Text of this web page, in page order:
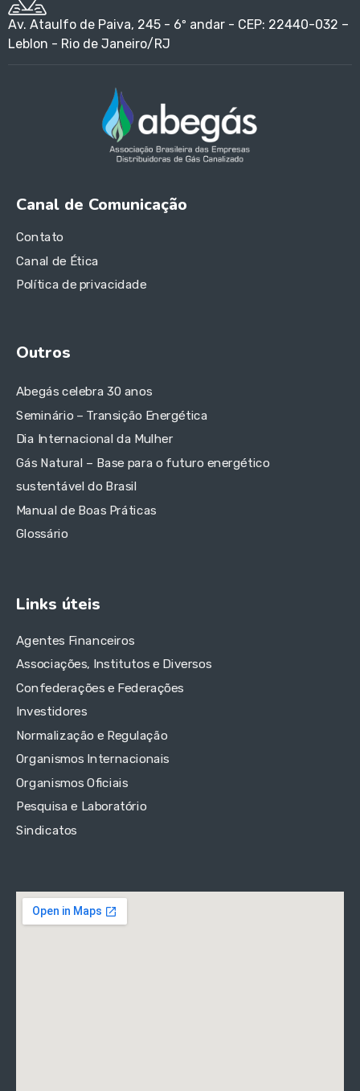
Av. Ataulfo de Paiva, 245 - 6º andar - CEP: 22440-032 –
Leblon - Rio de Janeiro/RJ
Canal de Comunicação
Contato
Canal de Ética
Política de privacidade
Outros
Abegás celebra 30 anos
Seminário – Transição Energética
Dia Internacional da Mulher
Gás Natural – Base para o futuro energético
sustentável do Brasil
Manual de Boas Práticas
Glossário
Links úteis
Agentes Financeiros
Associações, Institutos e Diversos
Confederações e Federações
Investidores
Normalização e Regulação
Organismos Internacionais
Organismos Oficiais
Pesquisa e Laboratório
Sindicatos